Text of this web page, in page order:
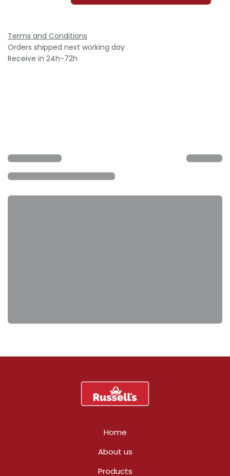
Terms and Conditions
Orders shipped next working day
Receive in 24h-72h
Home
About us
Products